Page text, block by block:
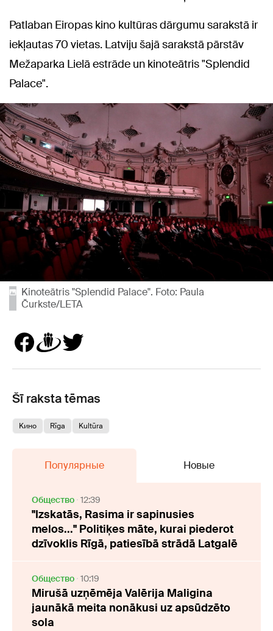
Patlaban Eiropas kino kultūras dārgumu sarakstā ir
iekļautas 70 vietas. Latviju šajā sarakstā pārstāv
Mežaparka Lielā estrāde un kinoteātris "Splendid
Palace".
Kinoteātris "Splendid Palace". Foto: Paula
Čurkste/LETA
Šī raksta tēmas
Kино Rīga Kultūra
Популярные Новые
Oбщество 12:39
"Izskatās, Rasima ir sapinusies
melos..." Politiķes māte, kurai piederot
dzīvoklis Rīgā, patiesībā strādā Latgalē
Oбщество 10:19
Mirušā uzņēmēja Valērija Maligina
jaunākā meita nonākusi uz apsūdzēto
sola